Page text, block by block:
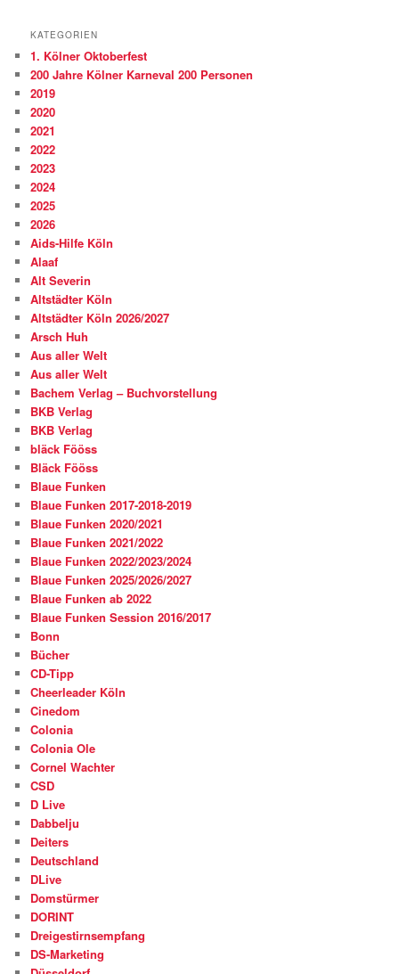
KATEGORIEN
1. Kölner Oktoberfest
200 Jahre Kölner Karneval 200 Personen
2019
2020
2021
2022
2023
2024
2025
2026
Aids-Hilfe Köln
Alaaf
Alt Severin
Altstädter Köln
Altstädter Köln 2026/2027
Arsch Huh
Aus aller Welt
Aus aller Welt
Bachem Verlag – Buchvorstellung
BKB Verlag
BKB Verlag
bläck Fööss
Bläck Fööss
Blaue Funken
Blaue Funken 2017-2018-2019
Blaue Funken 2020/2021
Blaue Funken 2021/2022
Blaue Funken 2022/2023/2024
Blaue Funken 2025/2026/2027
Blaue Funken ab 2022
Blaue Funken Session 2016/2017
Bonn
Bücher
CD-Tipp
Cheerleader Köln
Cinedom
Colonia
Colonia Ole
Cornel Wachter
CSD
D Live
Dabbelju
Deiters
Deutschland
DLive
Domstürmer
DORINT
Dreigestirnsempfang
DS-Marketing